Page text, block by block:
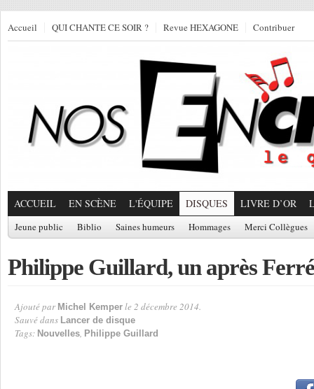
Accueil QUI CHANTE CE SOIR ? Revue HEXAGONE Contribuer
ACCUEIL EN SCÈNE L'ÉQUIPE DISQUES LIVRE D’OR
Jeune public Biblio Saines humeurs Hommages Merci Collègues
Philippe Guillard, un après
Ajouté par Michel Kemper le 2 décembre 2014.
Sauvé dans Lancer de disque
Tags: Nouvelles, Philippe Guillard